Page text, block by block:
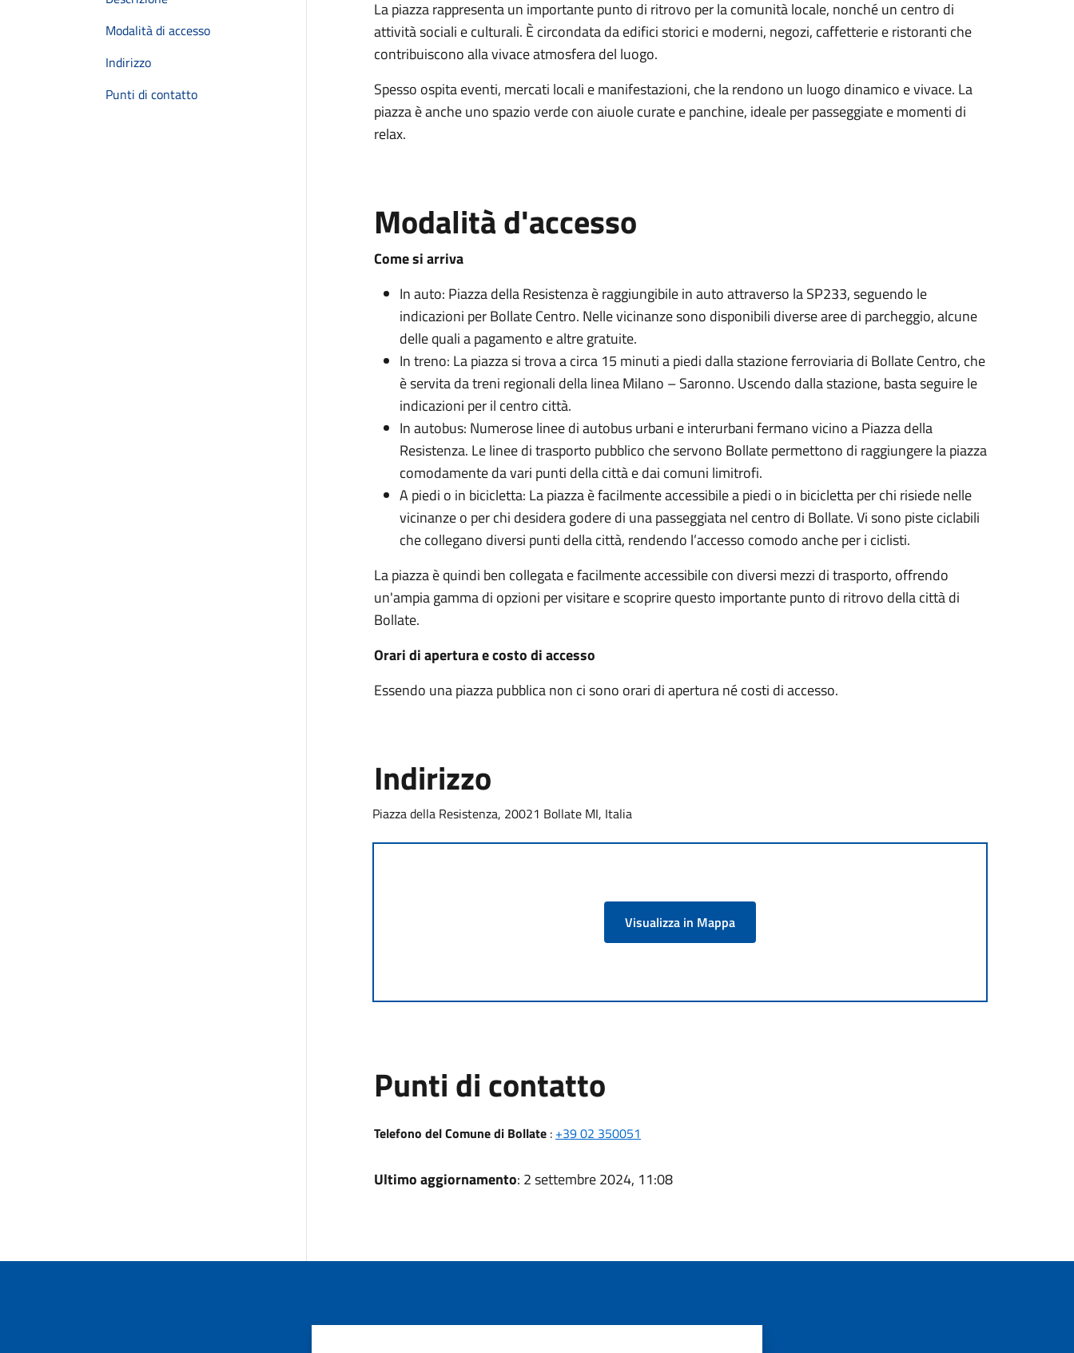
Modalità di accesso
Indirizzo
Punti di contatto
La piazza rappresenta un importante punto di ritrovo per la comunità locale, nonché un centro di
attività sociali e culturali. È circondata da edifici storici e moderni, negozi, caffetterie e ristoranti che
contribuiscono alla vivace atmosfera del luogo.
Spesso ospita eventi, mercati locali e manifestazioni, che la rendono un luogo dinamico e vivace. La
piazza è anche uno spazio verde con aiuole curate e panchine, ideale per passeggiate e momenti di
relax.
Modalità d'accesso
Come si arriva
In auto: Piazza della Resistenza è raggiungibile in auto attraverso la SP233, seguendo le
indicazioni per Bollate Centro. Nelle vicinanze sono disponibili diverse aree di parcheggio, alcune
delle quali a pagamento e altre gratuite.
In treno: La piazza si trova a circa 15 minuti a piedi dalla stazione ferroviaria di Bollate Centro, che
è servita da treni regionali della linea Milano – Saronno. Uscendo dalla stazione, basta seguire le
indicazioni per il centro città.
In autobus: Numerose linee di autobus urbani e interurbani fermano vicino a Piazza della
Resistenza. Le linee di trasporto pubblico che servono Bollate permettono di raggiungere la piazza
comodamente da vari punti della città e dai comuni limitrofi.
A piedi o in bicicletta: La piazza è facilmente accessibile a piedi o in bicicletta per chi risiede nelle
vicinanze o per chi desidera godere di una passeggiata nel centro di Bollate. Vi sono piste ciclabili
che collegano diversi punti della città, rendendo l’accesso comodo anche per i ciclisti.
La piazza è quindi ben collegata e facilmente accessibile con diversi mezzi di trasporto, offrendo
un'ampia gamma di opzioni per visitare e scoprire questo importante punto di ritrovo della città di
Bollate.
Orari di apertura e costo di accesso
Essendo una piazza pubblica non ci sono orari di apertura né costi di accesso.
Indirizzo
Piazza della Resistenza, 20021 Bollate MI, Italia
Visualizza in Mappa
Punti di contatto
Telefono del Comune di Bollate: +39 02 350051
Ultimo aggiornamento: 2 settembre 2024, 11:08